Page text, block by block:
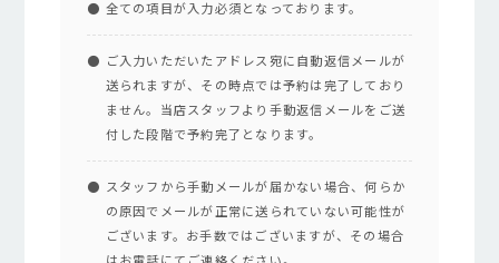
全ての項目が入力必須となっております。
ご入力いただいたアドレス宛に自動返信メールが
送られますが、その時点では予約は完了しており
ません。当店スタッフより手動返信メールをご送
付した段階で予約完了となります。
スタッフから手動メールが届かない場合、何らか
の原因でメールが正常に送られていない可能性が
ございます。お手数ではございますが、その場合